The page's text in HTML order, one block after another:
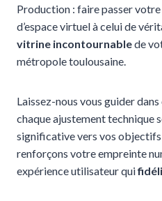
Production : faire passer
d’espace virtuel à celui de
vitrine incontournablede
métropole toulousaine.
Laissez-nous vous guider
chaque ajustement technique
significative vers vos objectifs
renforçons votre empreinte
expérience utilisateur qui